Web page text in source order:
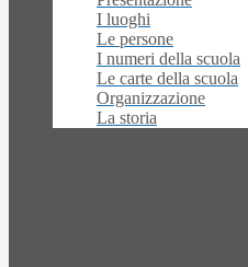
I luoghi
Le persone
I numeri della scuola
Le carte della scuola
Organizzazione
La storia